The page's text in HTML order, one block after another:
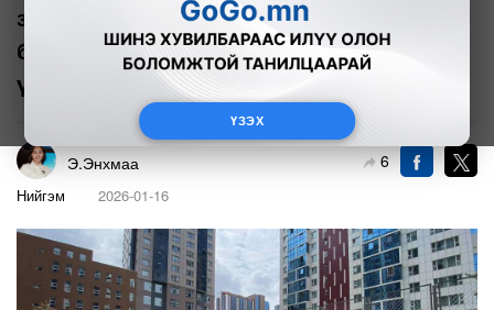
ҮЗЭХ
зориулалттай газрыг зөвхөн СӨХ-нд
бус оршин суугчдын дундын өмч гэж
үзнэ
Э.Энхмаа 6
Нийгэм 2026-01-16